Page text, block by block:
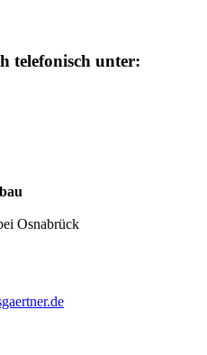
telefonisch unter:
Osnabrück